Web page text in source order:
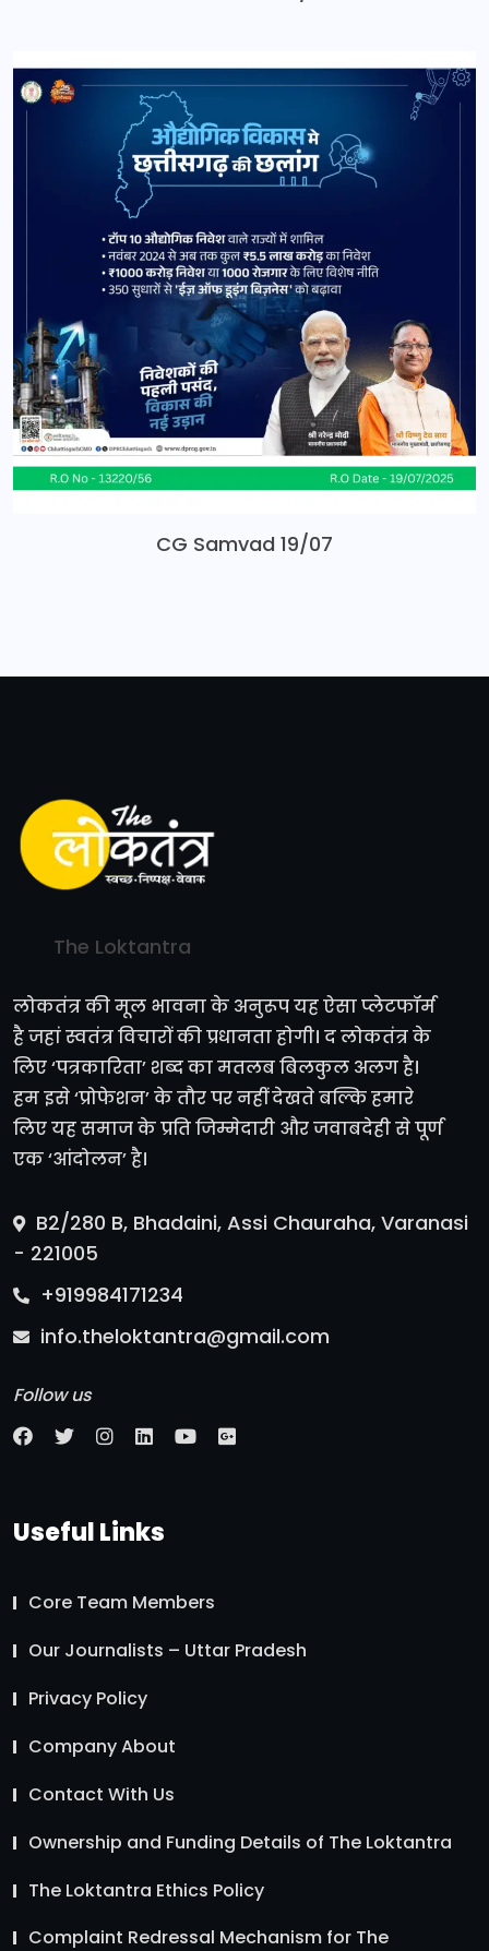
CG Samvad 19/07
The Loktantra
लोकतंत्र की मूल भावना के अनुरूप यह ऐसा प्लेटफॉर्म
है जहां स्वतंत्र विचारों की प्रधानता होगी। द लोकतंत्र के
लिए ‘पत्रकारिता’ शब्द का मतलब बिलकुल अलग है।
हम इसे ‘प्रोफेशन’ के तौर पर नहीं देखते बल्कि हमारे
लिए यह समाज के प्रति जिम्मेदारी और जवाबदेही से पूर्ण
एक ‘आंदोलन’ है।
B2/280 B, Bhadaini, Assi Chauraha, Varanasi
- 221005
+919984171234
info.theloktantra@gmail.com
Follow us
Useful Links
Core Team Members
Our Journalists – Uttar Pradesh
Privacy Policy
Company About
Contact With Us
Ownership and Funding Details of The Loktantra
The Loktantra Ethics Policy
Complaint Redressal Mechanism for The